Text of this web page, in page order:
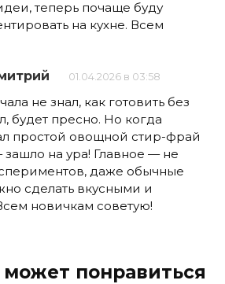
теперь почаще буду
на кухне. Всем
01.04.2026 в 03:58
не знал, как готовить без
будет пресно. Но когда
простой овощной стир-фрай
зашло на ура! Главное — не
даже обычные
сделать вкусными и
новичкам советую!
понравиться